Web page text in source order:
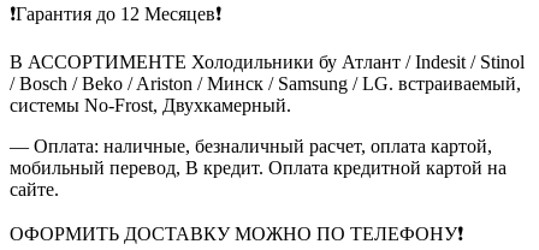
❗Гарантия до 12 Месяцев❗
В АССОРТИМЕНТЕ Холодильники бу Атлант / Indesit / Stinol
/ Bosch / Beko / Ariston / Минск / Samsung / LG. встраиваемый,
системы No-Frost, Двухкамерный.
— Оплата: наличные, безналичный расчет, оплата картой,
мобильный перевод, В кредит. Оплата кредитной картой на
сайте.
ОФОРМИТЬ ДОСТАВКУ МОЖНО ПО ТЕЛЕФОНУ❗